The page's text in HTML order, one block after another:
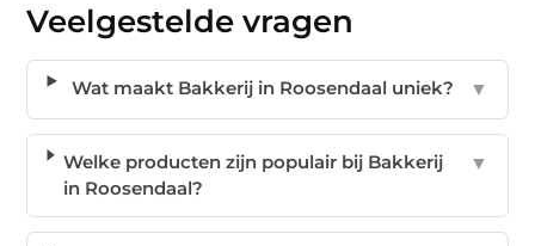
Veelgestelde vragen
Wat maakt Bakkerij in Roosendaal uniek? ▼
Welke producten zijn populair bij Bakkerij
in Roosendaal?
▼